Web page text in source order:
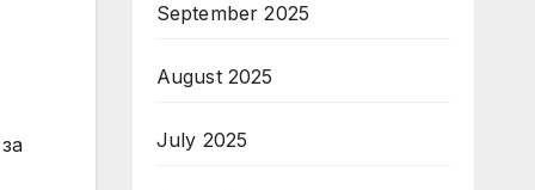
September 2025
August 2025
July 2025